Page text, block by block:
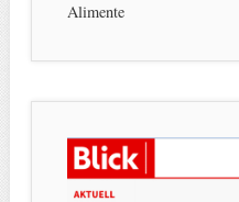
Alimente